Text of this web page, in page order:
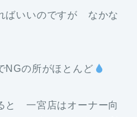
ばいいのですが なかな
の所がほとんど
と 一宮店はオーナー向